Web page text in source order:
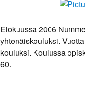
Elokuussa 2006
yhtenäiskouluksi.
kouluksi. Koulussa
60.